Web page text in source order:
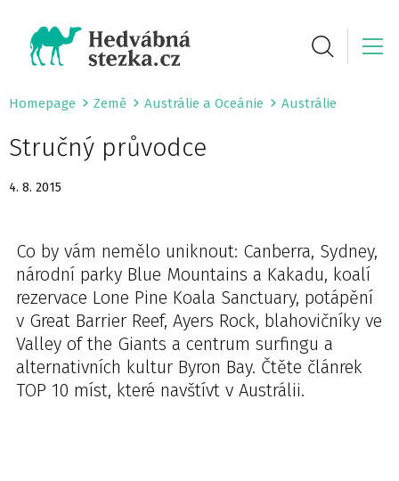
Homepage Země Austrálie a Oceánie Austrálie
Stručný průvodce
4. 8. 2015
Co by vám nemělo uniknout: Canberra, Sydney,
národní parky Blue Mountains a Kakadu, koalí
rezervace Lone Pine Koala Sanctuary, potápění
v Great Barrier Reef, Ayers Rock, blahovičníky ve
Valley of the Giants a centrum surfingu a
alternativních kultur Byron Bay. Čtěte článrek
TOP 10 míst, které navštívt v Austrálii.